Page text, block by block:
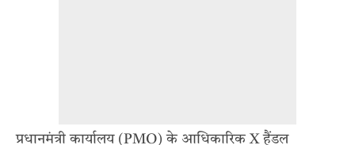
प्रधानमंत्री कार्यालय (PMO) के आधिकारिक X हैंडल